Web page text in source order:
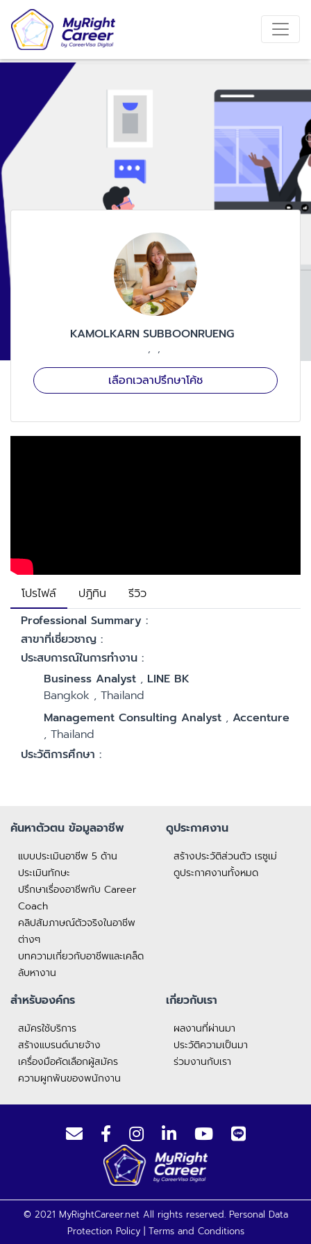
KAMOLKARN SUBBOONRUENG
เลือกเวลาปรึกษาโค้ช
โปรไฟล์ ปฎิทิน
รีวิว
Professional Summary :
สาขาที่เชี่ยวชาญ :
ประสบการณ์ในการทำงาน :
Business Analyst , LINE BK
Bangkok , Thailand
Management Consulting Analyst , Accenture
, Thailand
ประวัติการศึกษา :
ค้นหาตัวตน ข้อมูลอาชีพ
แบบประเมินอาชีพ 5 ด้าน
ประเมินทักษะ
ปรึกษาเรื่องอาชีพกับ Career
Coach
คลิปสัมภาษณ์ตัวจริงในอาชีพ
ต่างๆ
บทความเกี่ยวกับอาชีพและเคล็ด
ลับหางาน
ดูประกาศงาน
สร้างประวัติส่วนตัว เรซูเม่
ดูประกาศงานทั้งหมด
สำหรับองค์กร
สมัครใช้บริการ
สร้างแบรนด์นายจ้าง
เครื่องมือคัดเลือกผู้สมัคร
ความผูกพันของพนักงาน
เกี่ยวกับเรา
ผลงานที่ผ่านมา
ประวัติความเป็นมา
ร่วมงานกับเรา
© 2021 MyRightCareer.net All rights reserved. Personal Data
Protection Policy| Terms and Conditions